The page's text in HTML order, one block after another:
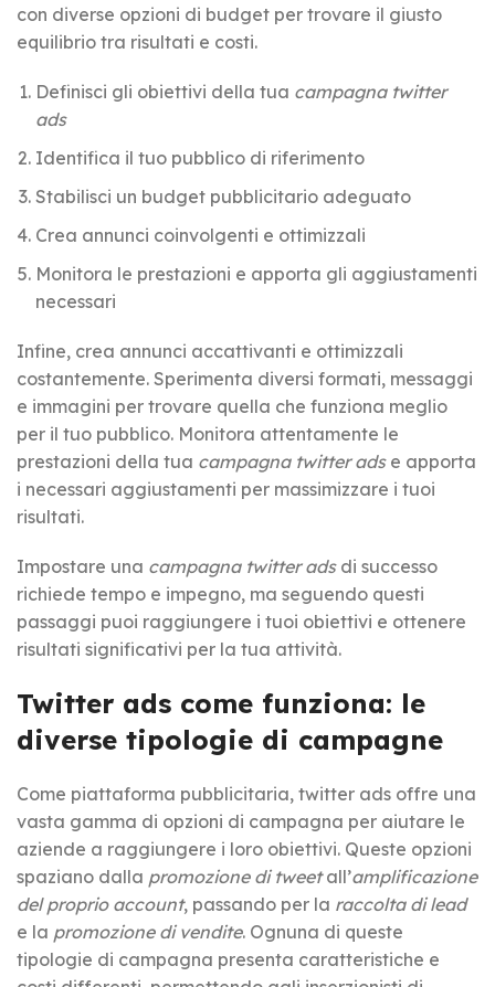
con diverse opzioni di budget per trovare il giusto
equilibrio tra risultati e costi.
Definisci gli obiettivi della tua campagna twitter
ads
Identifica il tuo pubblico di riferimento
Stabilisci un budget pubblicitario adeguato
Crea annunci coinvolgenti e ottimizzali
Monitora le prestazioni e apporta gli aggiustamenti
necessari
Infine, crea annunci accattivanti e ottimizzali
costantemente. Sperimenta diversi formati, messaggi
e immagini per trovare quella che funziona meglio
per il tuo pubblico. Monitora attentamente le
prestazioni della tua campagna twitter adse apporta
i necessari aggiustamenti per massimizzare i tuoi
risultati.
Impostare una campagna twitter adsdi successo
richiede tempo e impegno, ma seguendo questi
passaggi puoi raggiungere i tuoi obiettivi e ottenere
risultati significativi per la tua attività.
Twitter ads come funziona: le
diverse tipologie di campagne
Come piattaforma pubblicitaria, twitter ads offre una
vasta gamma di opzioni di campagna per aiutare le
aziende a raggiungere i loro obiettivi. Queste opzioni
spaziano dalla promozione di tweetall’amplificazione
del proprio account, passando per la raccolta di lead
e la promozione di vendite. Ognuna di queste
tipologie di campagna presenta caratteristiche e